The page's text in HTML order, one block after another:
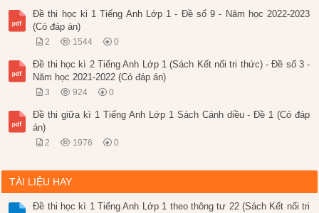
Đề thi học ki 1 Tiếng Anh Lớp 1 - Đề số 9 - Năm học 2022-2023
(Có đáp án)
2 1544 0
Đề thi học kì 2 Tiếng Anh Lớp 1 (Sách Kết nối tri thức) - Đề số 3 -
Năm học 2021-2022 (Có đáp án)
3 924 0
Đề thi giữa kì 1 Tiếng Anh Lớp 1 Sách Cánh diều - Đề 1 (Có đáp
án)
2 1976 0
TÀI LIỆU HAY
Đề thi học kì 1 Tiếng Anh Lớp 1 theo thông tư 22 (Sách Kết nối tri